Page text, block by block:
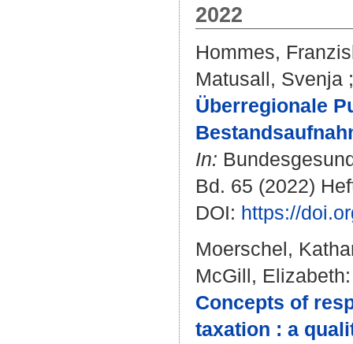
2022
Hommes,
Matusall, Svenja
Überregionale
In:
Bd. 65 (2022)
DOI: https://
Moerschel,
McGill, Elizabeth:
Concepts of
taxation : a